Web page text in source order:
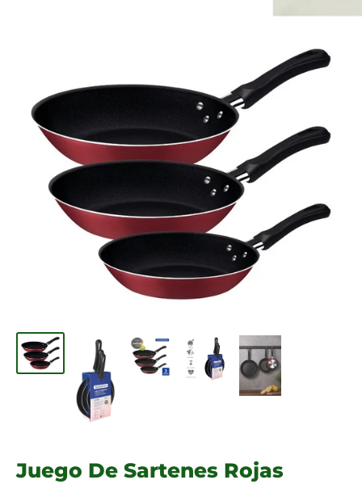
Juego De Sartenes Rojas